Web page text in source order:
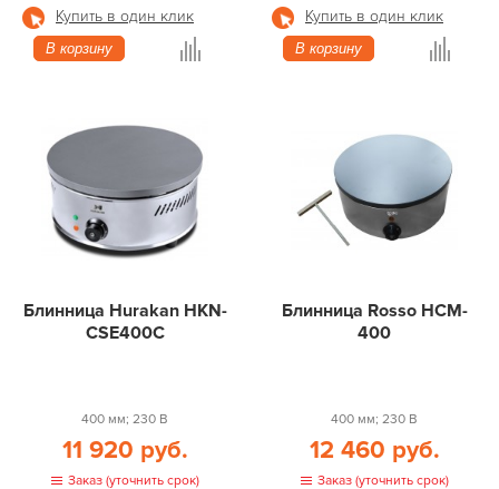
Купить в один клик
В корзину
Купить в один клик
В корзину
Блинница Hurakan HKN-
CSE400C
400 мм; 230 В
11 920 руб.
Заказ (уточнить срок)
Блинница Rosso HCM-
400
400 мм; 230 В
12 460 руб.
Заказ (уточнить срок)